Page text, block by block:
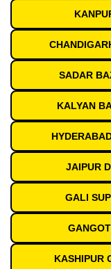
SADAR
KALYAN
JAIPUR
GALI
KASHIPUR